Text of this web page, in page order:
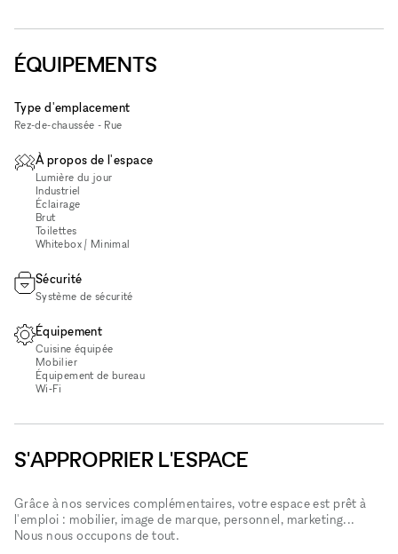
ÉQUIPEMENTS
Type d'emplacement
Rez-de-chaussée - Rue
À propos de l'espace
Lumière du jour
Industriel
Éclairage
Brut
Toilettes
Whitebox / Minimal
Sécurité
Système de sécurité
Équipement
Cuisine équipée
Mobilier
Équipement de bureau
Wi‑Fi
S'APPROPRIER L'ESPACE
Grâce à nos services complémentaires, votre espace est prêt à
l'emploi : mobilier, image de marque, personnel, marketing...
Nous nous occupons de tout.